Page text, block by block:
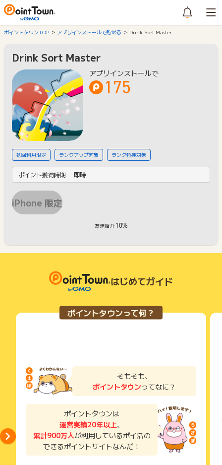
ポイントタウンTOP アプリインストールで貯める Drink Sort Master
Drink Sort Master
アプリインストールで
175
初回利用限定 ランクアップ対象 ランク特典対象
ポイント獲得時期 即時
iPhone 限定
友達紹介 10%
はじめてガイド
ポイントタウンって何？
そもそも、
ポイントタウンってなに？
ポイントタウンは
運営実績20年以上、
累計900万人が利用しているポイ活の
できるポイントサイトなんだ！